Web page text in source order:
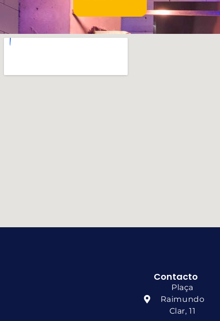
Contacto
Plaça
Raimundo
Clar, 11